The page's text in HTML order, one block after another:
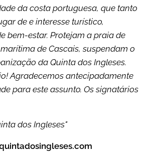
da costa portuguesa, que tanto
de e interesse turístico,
bem-estar. Protejam a praia de
de Cascais, suspendam o
da Quinta dos Ingleses.
Agradecemos antecipadamente
para este assunto. Os signatários
dos Ingleses"